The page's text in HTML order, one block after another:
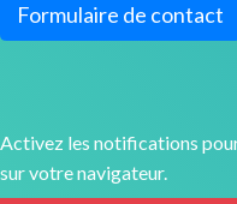
Formulaire de contact
Activez les notifications
sur votre navigateur.